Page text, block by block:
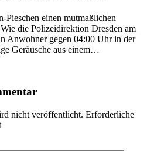
Pieschen einen mutmaßlichen
die Polizeidirektion Dresden am
Anwohner gegen 04:00 Uhr in der
Geräusche aus einem…
nicht veröffentlicht. Erforderliche